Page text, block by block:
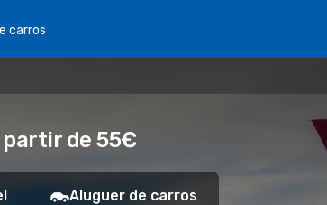
carros
partir de 55€
Aluguer de carros